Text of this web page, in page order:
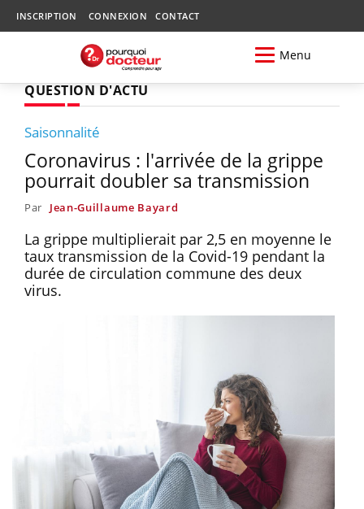
INSCRIPTION CONNEXION CONTACT
Menu
QUESTION D'ACTU
Saisonnalité
Coronavirus : l'arrivée de la grippe
pourrait doubler sa transmission
Par Jean-Guillaume Bayard
La grippe multiplierait par 2,5 en moyenne le
taux transmission de la Covid-19 pendant la
durée de circulation commune des deux
virus.